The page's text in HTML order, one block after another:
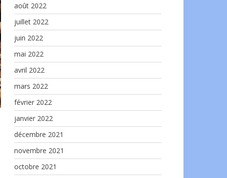
août 2022
juillet 2022
juin 2022
mai 2022
avril 2022
mars 2022
février 2022
janvier 2022
décembre 2021
novembre 2021
octobre 2021